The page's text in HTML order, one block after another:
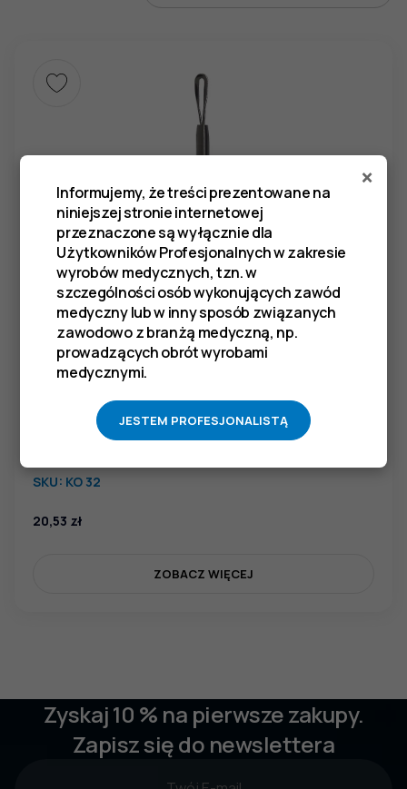
Łyżeczka do usuwania zaskórników typu UNNY, dł. 115
SKU: KO 32
20,53 zł
ZOBACZ WIĘCEJ
Zyskaj 10 % na pierwsze zakupy.
Zapisz się do newslettera
×
Informujemy, że treści prezentowane na
niniejszej stronie internetowej
przeznaczone są wyłącznie dla
Użytkowników Profesjonalnych w zakresie
wyrobów medycznych, tzn. w
szczególności osób wykonujących zawód
medyczny lub w inny sposób związanych
zawodowo z branżą medyczną, np.
prowadzących obrót wyrobami
medycznymi.
JESTEM PROFESJONALISTĄ